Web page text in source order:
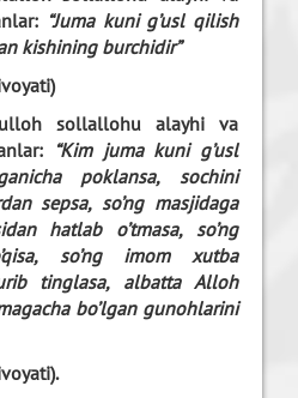
“Juma kuni g’usl qilish
kishining burchidir”
sollallohu alayhi va
“Kim juma kuni g’usl
poklansa, sochini
sepsa, so’ng masjidaga
hatlab o’tmasa, so’ng
so’ng imom xutba
tinglasa, albatta Alloh
bo’lgan gunohlarini